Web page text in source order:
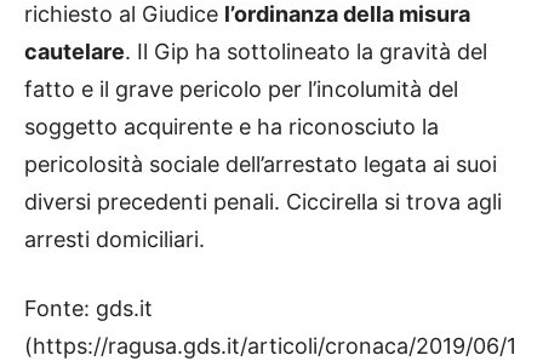
richiesto al Giudice l’ordinanza della misura
cautelare. Il Gip ha sottolineato la gravità del
fatto e il grave pericolo per l’incolumità del
soggetto acquirente e ha riconosciuto la
pericolosità sociale dell’arrestato legata ai suoi
diversi precedenti penali. Ciccirella si trova agli
arresti domiciliari.
Fonte: gds.it
(https://ragusa.gds.it/articoli/cronaca/2019/06/1